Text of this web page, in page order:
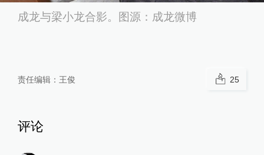
成龙与梁小龙合影。图源：成龙微博
责任编辑： 王俊 25
评论